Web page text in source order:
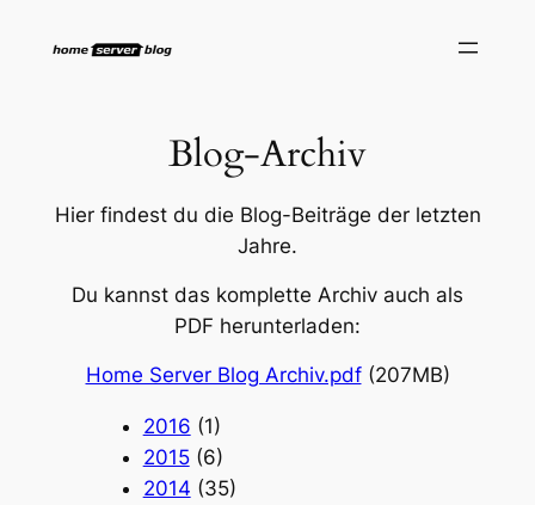
Inhalt
Blog-Archiv
Hier findest du die Blog-Beiträge der letzten
Jahre.
Du kannst das komplette Archiv auch als
PDF herunterladen:
Home Server Blog Archiv.pdf(207MB)
2016 (1)
2015(6)
2014 (35)